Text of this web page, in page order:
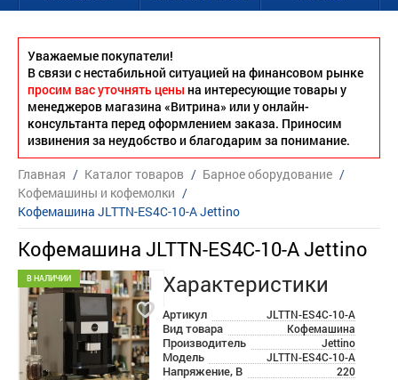
Уважаемые покупатели!
В связи с нестабильной ситуацией на финансовом рынке
просим вас уточнять цены на интересующие товары у
менеджеров магазина «Витрина» или у онлайн-
консультанта перед оформлением заказа. Приносим
извинения за неудобство и благодарим за понимание.
Главная / Каталог товаров / Барное оборудование /
Кофемашины и кофемолки /
Кофемашина JLTTN-ES4C-10-A Jettino
Кофемашина JLTTN-ES4C-10-A Jettino
Характеристики
Артикул JLTTN-ES4C-10-A
Вид товара Кофемашина
Производитель Jettino
Модель JLTTN-ES4C-10-A
Напряжение, В 220
В НАЛИЧИИ